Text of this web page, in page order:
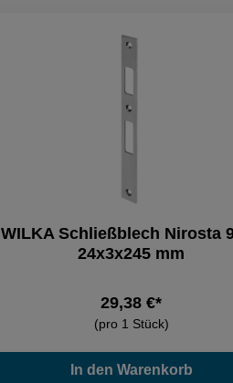
WILKA Schließblech Nirosta
24x3x245 mm
29,38 €*
(pro 1 Stück)
In den Warenkorb